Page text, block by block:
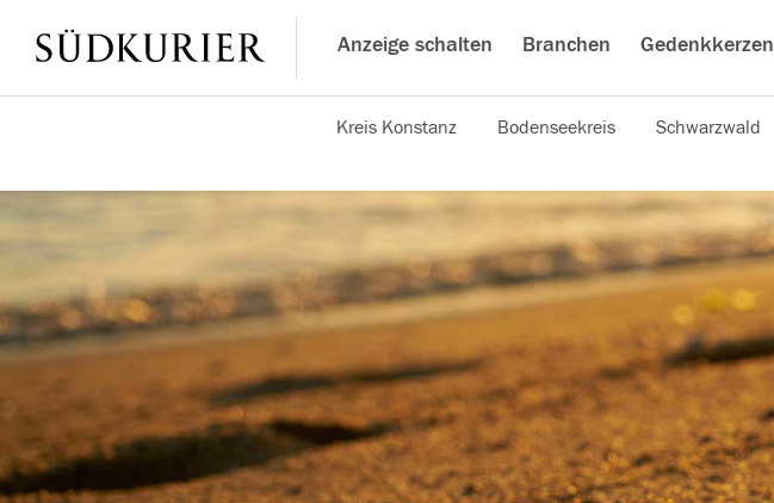
Anzeige schalten Branchen Gedenkkerzen
Kreis Konstanz Bodenseekreis Schwarzwald